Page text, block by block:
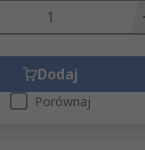
Dodaj
Porównaj